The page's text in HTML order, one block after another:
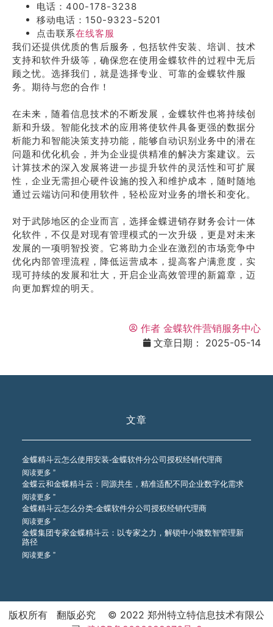
电话：400-178-3238
移动电话：150-9323-5201
点击联系在线客服
我们还提供优质的售后服务，包括软件安装、培训、技术
支持和软件升级等，确保您在使用金蝶软件的过程中无后
顾之忧。选择我们，就是选择专业、可靠的金蝶软件服
务。期待与您的合作！
在未来，随着信息技术的不断发展，金蝶软件也将持续创
新和升级。智能化技术的应用将使软件具备更强的数据分
析能力和智能决策支持功能，能够自动识别业务中的潜在
问题和优化机会，并为企业提供精准的解决方案建议。云
计算技术的深入发展将进一步提升软件的灵活性和可扩展
性，企业无需担心硬件设施的投入和维护成本，随时随地
通过云端访问和使用软件，轻松应对业务的增长和变化。
对于武陟地区的企业而言，选择金蝶进销存财务会计一体
化软件，不仅是对现有管理模式的一次升级，更是对未来
发展的一项明智投资。它将助力企业在激烈的市场竞争中
优化内部管理流程，降低运营成本，提高客户满意度，实
现可持续的发展和壮大，开启企业高效管理的新篇章，迈
向更加辉煌的明天。
作者 金蝶软件营销服务中心
文章日期：
2025-05-14
文章
金蝶精斗云怎么使用安装-金蝶软件分公司授权经销代理商
阅读更多 ”
金蝶云和金蝶精斗云：同源共生，精准适配不同企业数字化需求
阅读更多 ”
金蝶精斗云怎么分类-金蝶软件分公司授权经销代理商
阅读更多 ”
金蝶集团专家金蝶精斗云：以专家之力，解锁中小微数智管理新
路径
阅读更多 ”
版权所有 翻版必究 © 2022 郑州特立特信息技术有限公